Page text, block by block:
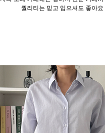
퀄리티는 믿고 입으셔도 좋아요